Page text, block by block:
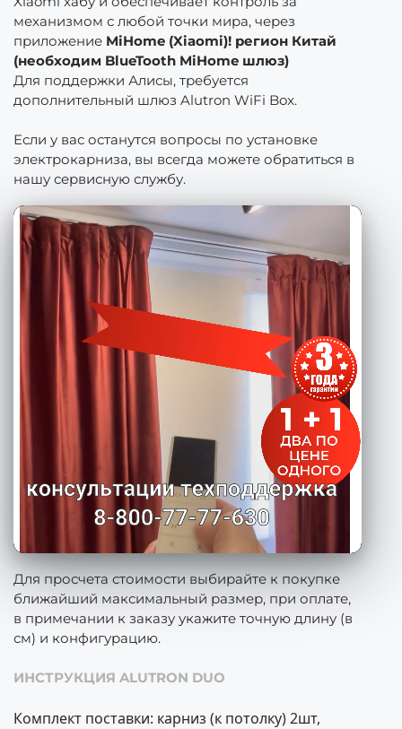
механизмом с любой точки мира, через
приложение MiHome (Xiaomi)! регион Китай
(необходим BlueTooth MiHome шлюз)
Для поддержки Алисы, требуется
дополнительный шлюз Alutron WiFi Box.
Если у вас останутся вопросы по установке
электрокарниза, вы всегда можете обратиться в
нашу сервисную службу.
Для просчета стоимости выбирайте к покупке
ближайший максимальный размер, при оплате,
в примечании к заказу укажите точную длину (в
см) и конфигурацию.
ИНСТРУКЦИЯ ALUTRON DUO
Комплект поставки: карниз (к потолку) 2шт,